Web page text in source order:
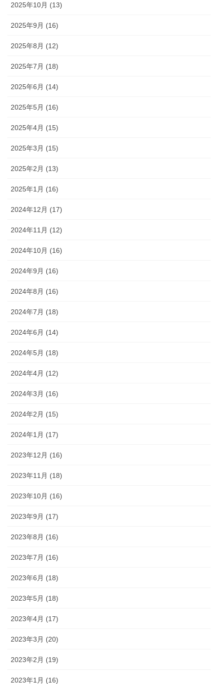
2025年10月 (13)
2025年9月 (16)
2025年8月 (12)
2025年7月 (18)
2025年6月 (14)
2025年5月 (16)
2025年4月 (15)
2025年3月 (15)
2025年2月 (13)
2025年1月 (16)
2024年12月 (17)
2024年11月 (12)
2024年10月 (16)
2024年9月 (16)
2024年8月 (16)
2024年7月 (18)
2024年6月 (14)
2024年5月 (18)
2024年4月 (12)
2024年3月 (16)
2024年2月 (15)
2024年1月 (17)
2023年12月 (16)
2023年11月 (18)
2023年10月 (16)
2023年9月 (17)
2023年8月 (16)
2023年7月 (16)
2023年6月 (18)
2023年5月 (18)
2023年4月 (17)
2023年3月 (20)
2023年2月 (19)
2023年1月 (16)